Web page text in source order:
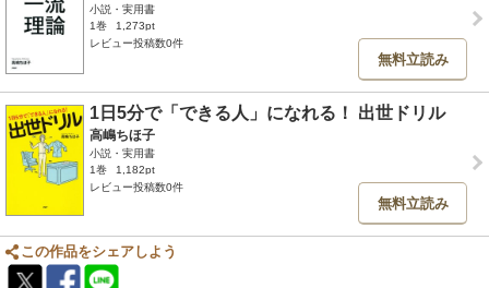
小説・実用書
1巻
1,273pt
レビュー投稿数0件
無料立読み
1日5分で「できる人」になれる！ 出世ドリル
高嶋ちほ子
小説・実用書
1巻
1,182pt
レビュー投稿数0件
無料立読み
この作品をシェアしよう